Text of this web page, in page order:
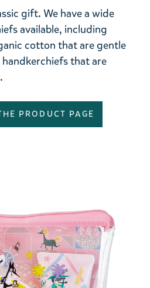
gift. We have a wide
available, including
cotton that are gentle
that are
PRODUCT PAGE